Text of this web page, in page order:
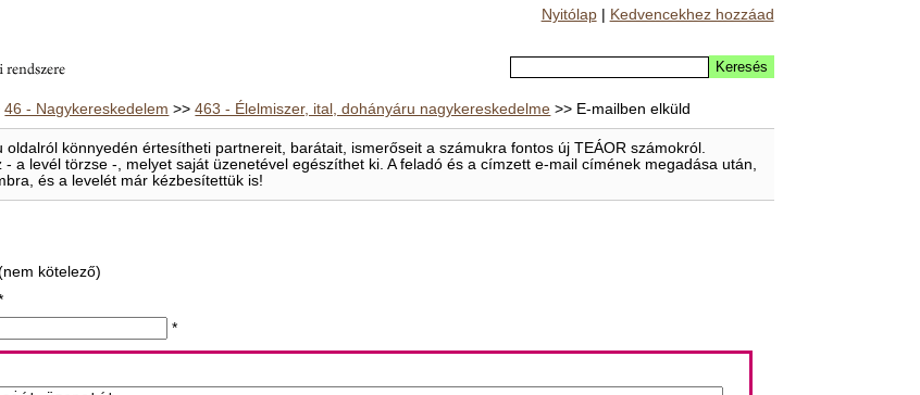
Nyitólap| Kedvencekhez hozzáad
46 - Nagykereskedelem >>463 - Élelmiszer, ital, dohányáru nagykereskedelme >> E-mailben elküld
oldalról könnyedén értesítheti partnereit, barátait, ismerőseit a számukra fontos új TEÁOR számokról.
- a levél törzse -, melyet saját üzenetével egészíthet ki. A feladó és a címzett e-mail címének megadása után,
és a levelét már kézbesítettük is!
kötelező)
*